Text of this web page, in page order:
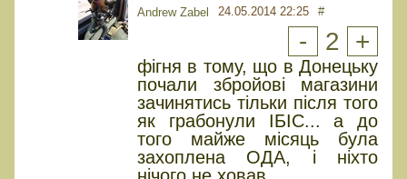
Andrew Zabel 24.05.2014 22:25 #
- 2 +
фігня в тому, що в Донецьку
почали збройові магазини
зачинятись тільки після того
як грабонули ІБІС... а до
того майже місяць була
захоплена ОДА, і ніхто